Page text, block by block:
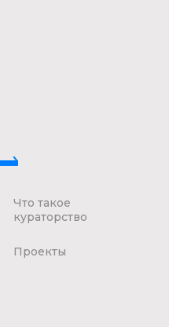
Что такое
кураторство
Проекты